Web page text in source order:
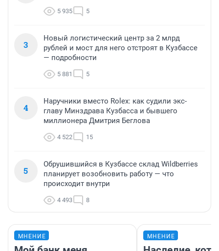
5 935 5
3
Новый логистический центр за 2 млрд
рублей и мост для него отстроят в Кузбассе
— подробности
5 881 5
4
Наручники вместо Rolex: как судили экс-
главу Минздрава Кузбасса и бывшего
миллионера Дмитрия Беглова
4 522 15
5
Обрушившийся в Кузбассе склад Wildberries
планирует возобновить работу — что
происходит внутри
4 493 8
МНЕНИЕ МНЕНИЕ